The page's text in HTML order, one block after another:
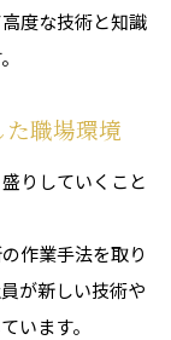
度な技術と知識
職場環境
りしていくこと
作業手法を取り
が新しい技術や
います。